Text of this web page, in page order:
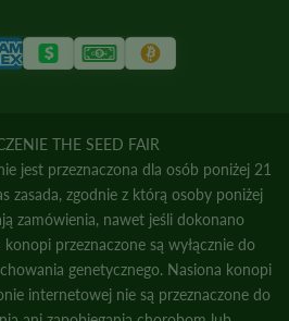
THE SEED FAIR
jest przeznaczona dla osób poniżej 21
zasada, zgodnie z którą osoby poniżej
zamówienia, nawet jeśli dokonano
konopi przeznaczone są wyłącznie do
genetycznego. Nasiona konopi
internetowej nie są przeznaczone do